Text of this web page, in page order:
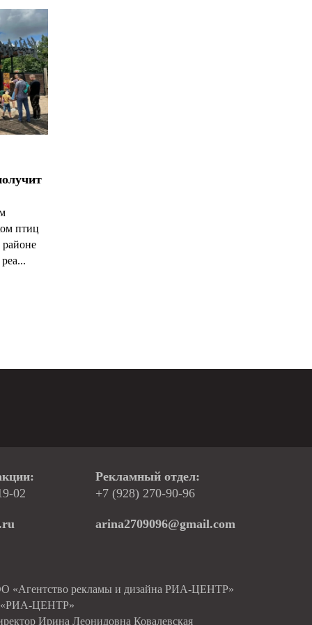
птиц
02
Рекламный отдел:
+7 (928) 270-90-96
arina2709096@gmail.com
«Агентство рекламы и дизайна РИА-ЦЕНТР»
«РИА-ЦЕНТР»
Ирина Леонидовна Ковалевская